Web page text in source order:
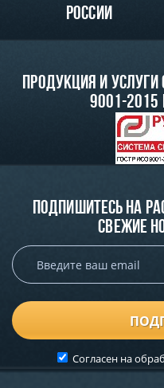
России
Продукция и услуги
9001-2015
Подпишитесь на
свежие
Согласен на